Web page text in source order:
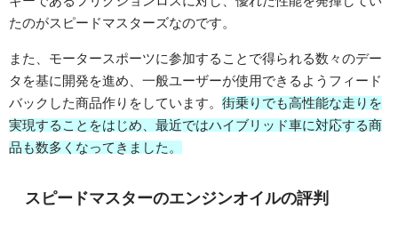
たのがスピードマスターズなのです。
また、モータースポーツに参加することで得られる数々のデー
タを基に開発を進め、一般ユーザーが使用できるようフィード
バックした商品作りをしています。 街乗りでも高性能な走りを
実現することをはじめ、最近ではハイブリッド車に対応する商
品も数多くなってきました。
スピードマスターのエンジンオイルの評判